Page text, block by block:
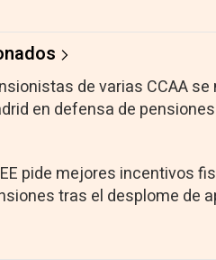
de varias CCAA
en defensa de
pide mejores incentivos
tras el desplome de